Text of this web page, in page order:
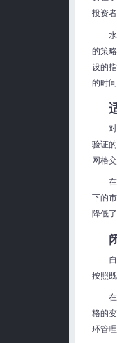
投资
的策
设的
的时
验证
网格
下的
降低
按照
格的
环管